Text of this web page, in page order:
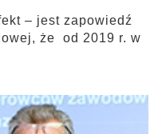
– jest zapowiedź
że od 2019 r. w